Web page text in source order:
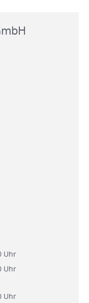
Uhr
Uhr
Uhr